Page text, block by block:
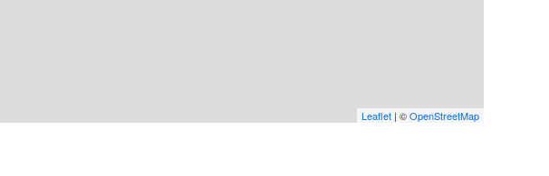
Leaflet | ©OpenStreetMap